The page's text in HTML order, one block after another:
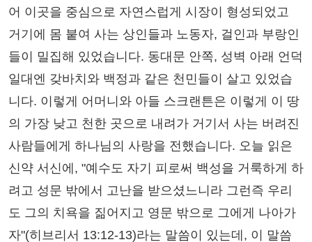
어 이곳을 중심으로 자연스럽게 시장이 형성되었고
거기에 몸 붙여 사는 상인들과 노동자, 걸인과 부랑인
들이 밀집해 있었습니다. 동대문 안쪽, 성벽 아래 언덕
일대엔 갖바치와 백정과 같은 천민들이 살고 있었습
니다. 이렇게 어머니와 아들 스크랜튼은 이렇게 이 땅
의 가장 낮고 천한 곳으로 내려가 거기서 사는 버려진
사람들에게 하나님의 사랑을 전했습니다. 오늘 읽은
신약 서신에, "예수도 자기 피로써 백성을 거룩하게 하
려고 성문 밖에서 고난을 받으셨느니라 그런즉 우리
도 그의 치욕을 짊어지고 영문 밖으로 그에게 나아가
자"(히브리서 13:12-13)라는 말씀이 있는데, 이 말씀